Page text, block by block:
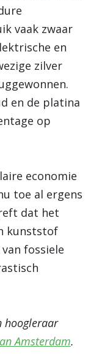
vaak zwaar
en
zilver
en de platina
op
economie
toe al ergens
dat het
kunststof
fossiele
hoogleraar
Amsterdam.